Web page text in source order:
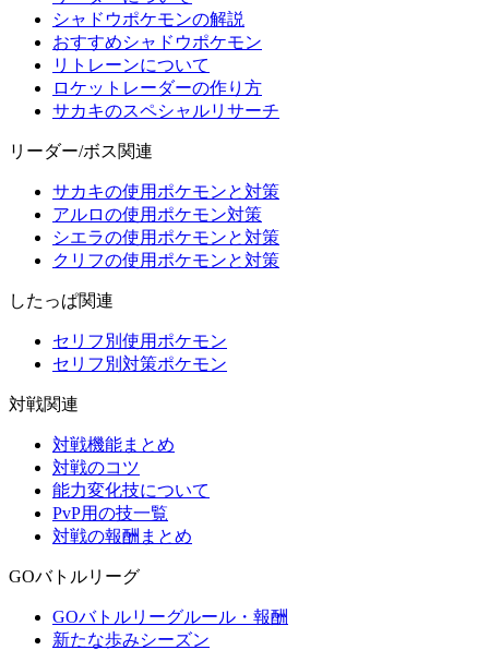
シャドウポケモンの解説
おすすめシャドウポケモン
リトレーンについて
ロケットレーダーの作り方
サカキのスペシャルリサーチ
リーダー/ボス関連
サカキの使用ポケモンと対策
アルロの使用ポケモン対策
シエラの使用ポケモンと対策
クリフの使用ポケモンと対策
したっぱ関連
セリフ別使用ポケモン
セリフ別対策ポケモン
対戦関連
対戦機能まとめ
対戦のコツ
能力変化技について
PvP用の技一覧
対戦の報酬まとめ
GOバトルリーグ
GOバトルリーグルール・報酬
新たな歩みシーズン